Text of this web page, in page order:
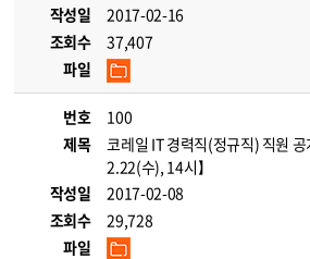
작성일
2017-02-16
조회수
37,407
파일
번호
100
제목
코레일 IT 경력직(정규직) 직원
2.22(수), 14시】
작성일
2017-02-08
조회수
29,728
파일